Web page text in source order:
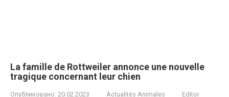
La famille de Rottwеiler annonce une nouvelle
tragiquе concеrnant leur chien
Опубликовано: 20.02.2023 Actualités Animales Editor